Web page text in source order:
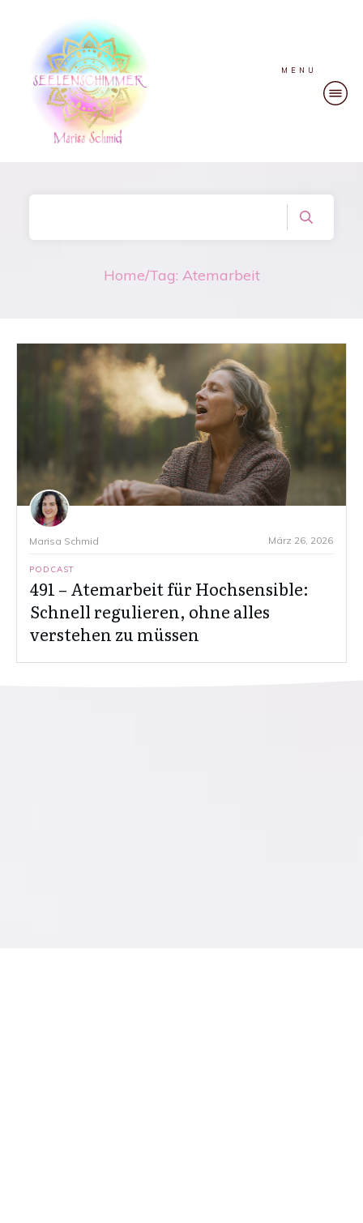
MENU
Home/Tag: Atemarbeit
Marisa Schmid März 26, 2026
PODCAST
491 – Atemarbeit für Hochsensible:
Schnell regulieren, ohne alles
verstehen zu müssen